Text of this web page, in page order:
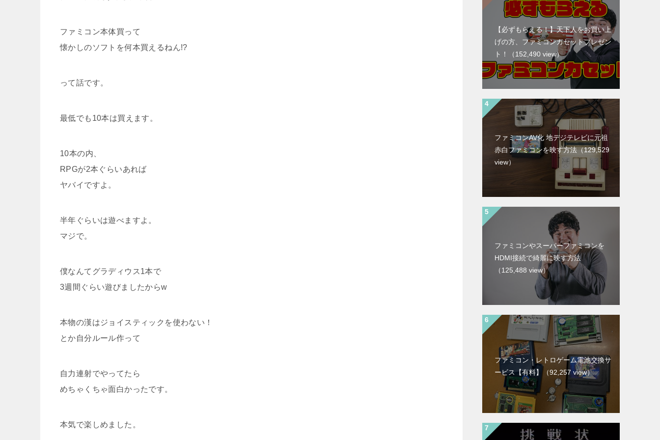
ファミコン本体買って
懐かしのソフトを何本買えるねん!?
って話です。
最低でも10本は買えます。
10本の内、
RPGが2本ぐらいあれば
ヤバイですよ。
半年ぐらいは遊べますよ。
マジで。
僕なんてグラディウス1本で
3週間ぐらい遊びましたからw
本物の漢はジョイスティックを使わない！
とか自分ルール作って
自力連射でやってたら
めちゃくちゃ面白かったです。
本気で楽しめました。
【必ずもらえる！】天下人をお買い上
げの方、ファミコンカセットプレゼン
ト！
（152,490 view）
ファミコンAV化 地デジテレビに元祖
赤白ファミコンを映す方法（129,529
view）
ファミコンやスーパーファミコンを
HDMI接続で綺麗に映す方法
（125,488 view）
ファミコン・レトロゲーム電池交換サ
ービス【有料】 （92,257 view）